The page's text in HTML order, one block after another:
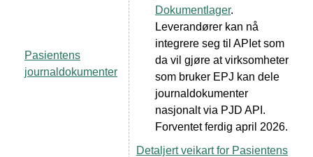
Pasientens
journaldokumenter
Dokumentlager.
Leverandører kan nå
integrere seg til APIet som
da vil gjøre at virksomheter
som bruker EPJ kan dele
journaldokumenter
nasjonalt via PJD API.
Forventet ferdig april 2026.
Detaljert veikart for Pasientens